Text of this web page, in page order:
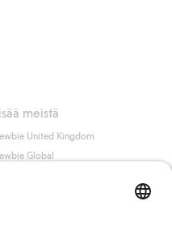
meistä
United Kingdom
Global